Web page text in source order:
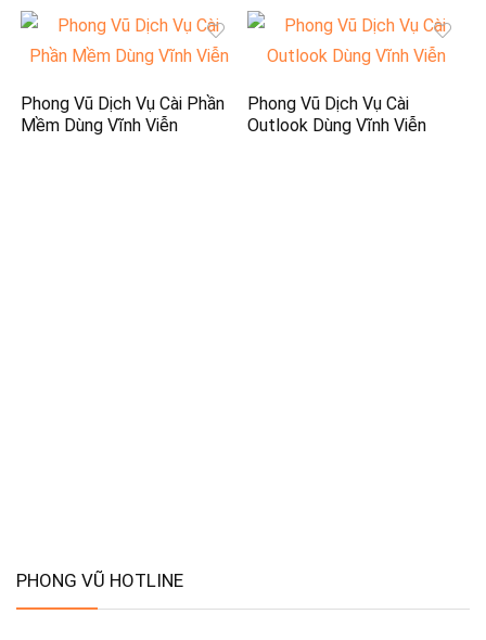
Phong Vũ Dịch Vụ Cài Phần
Mềm Dùng Vĩnh Viễn
Phong Vũ Dịch Vụ Cài
Outlook Dùng Vĩnh Viễn
PHONG VŨ HOTLINE